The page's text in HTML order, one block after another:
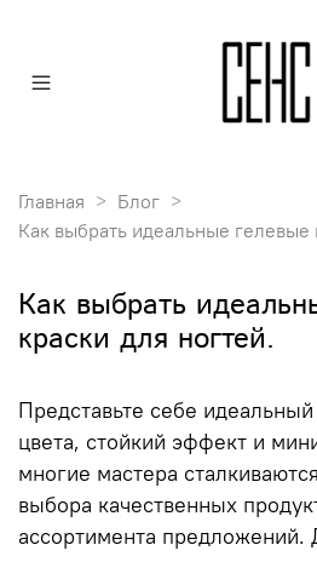
Главная
Блог
Как выбрать идеальные гелевые
Как выбрать
краски для ногтей.
Представьте себе
цвета, стойкий эффект и
многие мастера
выбора качественных
ассортимента предложений.